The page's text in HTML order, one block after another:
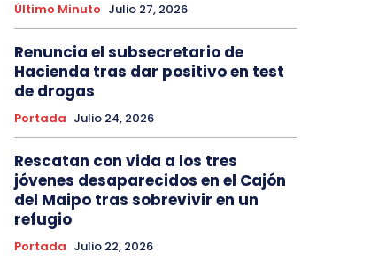
Último Minuto Julio 27, 2026
Renuncia el subsecretario de
Hacienda tras dar positivo en test
de drogas
Portada Julio 24, 2026
Rescatan con vida a los tres
jóvenes desaparecidos en el Cajón
del Maipo tras sobrevivir en un
refugio
Portada Julio 22, 2026